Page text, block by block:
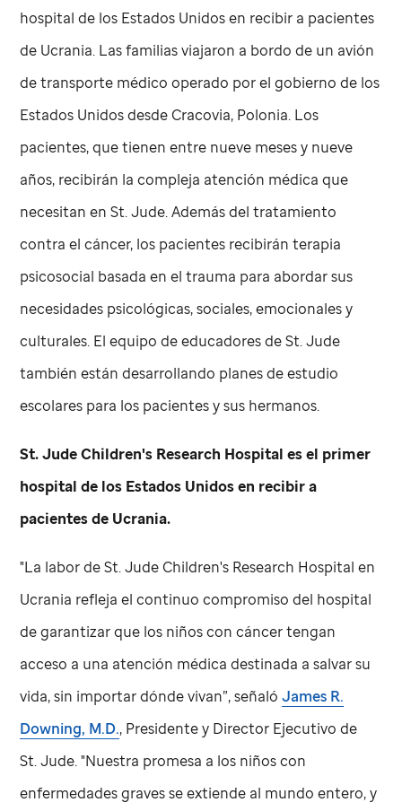
hospital de los Estados Unidos en recibir a pacientes
de Ucrania. Las familias viajaron a bordo de un avión
de transporte médico operado por el gobierno de los
Estados Unidos desde Cracovia, Polonia. Los
pacientes, que tienen entre nueve meses y nueve
años, recibirán la compleja atención médica que
necesitan enSt. Jude. Además del tratamiento
contra el cáncer, los pacientes recibirán terapia
psicosocial basada en el trauma para abordar sus
necesidades psicológicas, sociales, emocionales y
culturales. El equipo de educadores deSt. Jude
también están desarrollando planes de estudio
escolares para los pacientes y sus hermanos.
St. JudeChildren's Research Hospital es el primer
hospital de los Estados Unidos en recibir a
pacientes de Ucrania.
"La labor deSt. Jude Children's Research Hospital en
Ucrania refleja el continuo compromiso del hospital
de garantizar que los niños con cáncer tengan
acceso a una atención médica destinada a salvar su
vida, sin importar dónde vivan”, señalóJames R.
Downing, M.D., Presidente y Director Ejecutivo de
St. Jude. "Nuestra promesa a los niños con
enfermedades graves se extiende al mundo entero, y